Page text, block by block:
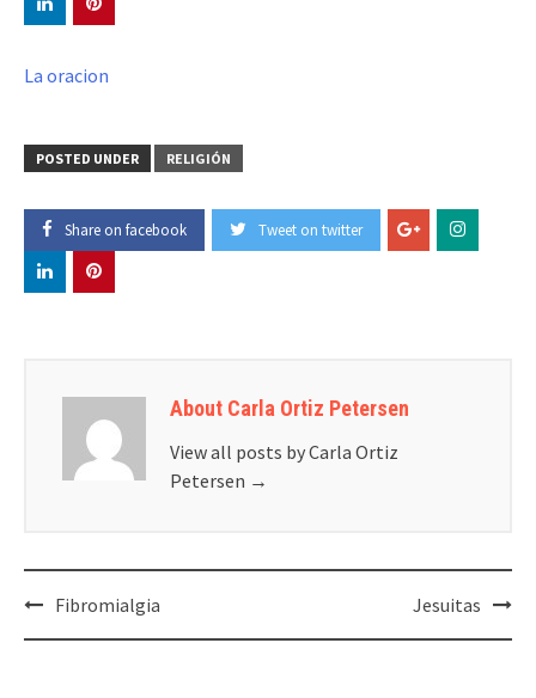
La oracion
POSTED UNDER RELIGIÓN
Share on facebook Tweet on twitter
About Carla Ortiz Petersen
View all posts by Carla Ortiz
Petersen →
Post
navigation
Fibromialgia Jesuitas